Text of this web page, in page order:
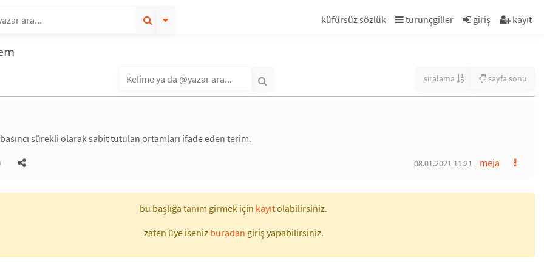
küfürsüz sözlük turunçgiller giriş kayıt
sıralama sayfa sonu
sürekli olarak sabit tutulan ortamları ifade eden terim.
meja
08.01.2021 11:21
bu başlığa tanım girmek için kayıtolabilirsiniz.
zaten üye iseniz buradan giriş yapabilirsiniz.